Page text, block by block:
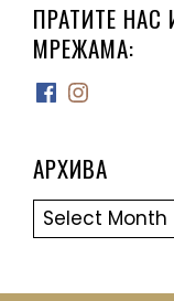
ПРАТИТЕ
МРЕЖАМА:
Facebook
Instagram
АРХИВА
Архива